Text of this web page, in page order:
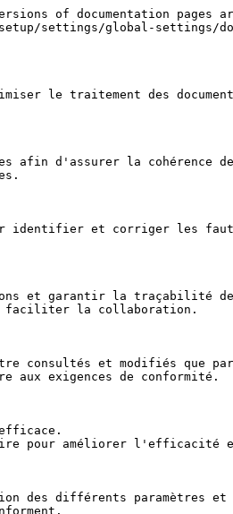
of documentation pages
settings/global-settings/
le traitement des
d'assurer la cohérence de
identifier et corriger les
et garantir la traçabilité des
et faciliter la collaboration.
consultés et modifiés que par
aux exigences de conformité.
pour améliorer l'efficacité
des différents paramètres